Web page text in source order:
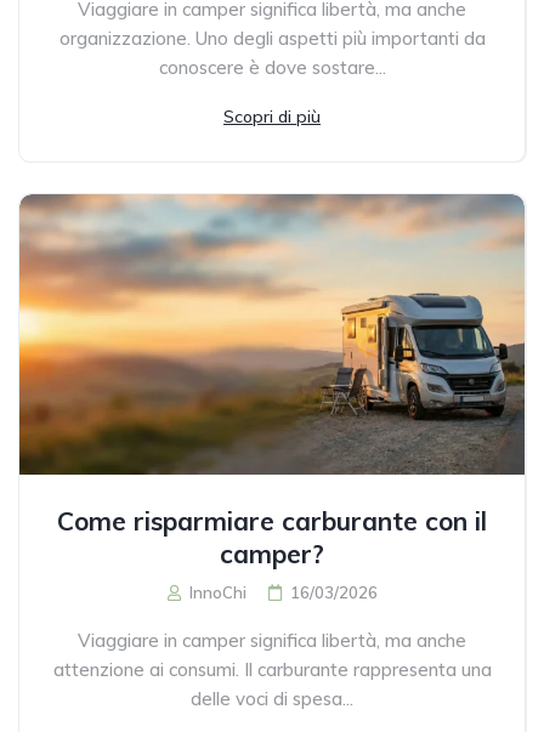
Viaggiare in camper significa libertà, ma anche
organizzazione. Uno degli aspetti più importanti da
conoscere è dove sostare...
Scopri di più
Come risparmiare carburante con il
camper?
InnoChi 16/03/2026
Viaggiare in camper significa libertà, ma anche
attenzione ai consumi. Il carburante rappresenta una
delle voci di spesa...